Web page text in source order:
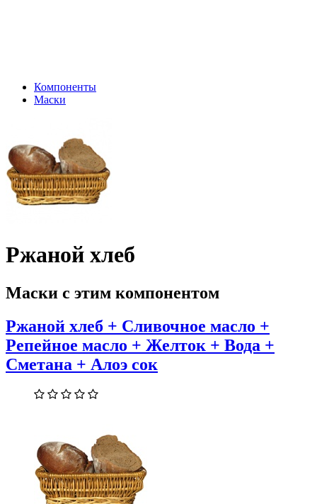
Компоненты
Маски
Ржаной хлеб
Маски с этим компонентом
Ржаной хлеб + Сливочное масло +
Репейное масло + Желток + Вода +
Сметана + Алоэ сок